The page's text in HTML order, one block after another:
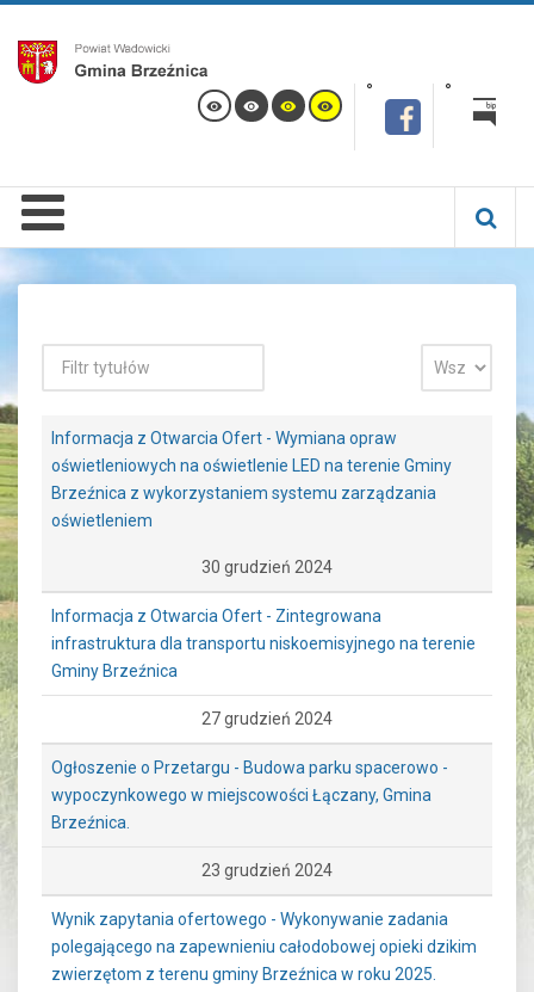
Informacja z Otwarcia Ofert - Wymiana opraw
oświetleniowych na oświetlenie LED na terenie Gminy
Brzeźnica z wykorzystaniem systemu zarządzania
oświetleniem
30 grudzień 2024
Informacja z Otwarcia Ofert - Zintegrowana
infrastruktura dla transportu niskoemisyjnego na terenie
Gminy Brzeźnica
27 grudzień 2024
Ogłoszenie o Przetargu - Budowa parku spacerowo -
wypoczynkowego w miejscowości Łączany, Gmina
Brzeźnica.
23 grudzień 2024
Wynik zapytania ofertowego - Wykonywanie zadania
polegającego na zapewnieniu całodobowej opieki dzikim
zwierzętom z terenu gminy Brzeźnica w roku 2025.